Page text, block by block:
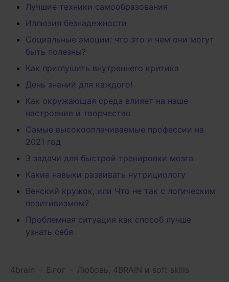
Лучшие техники самообразования
Иллюзия безнадежности
Социальные эмоции: что это и чем они могут
быть полезны?
Как приглушить внутреннего критика
День знаний для каждого!
Как окружающая среда влияет на наше
настроение и творчество
Самые высокооплачиваемые профессии на
2021 год
3 задачи для быстрой тренировки мозга
Какие навыки развивать нутрициологу
Венский кружок, или Что не так с логическим
позитивизмом?
Проблемная ситуация как способ лучше
узнать себя
4brain Блог Любовь, 4BRAIN и soft skills